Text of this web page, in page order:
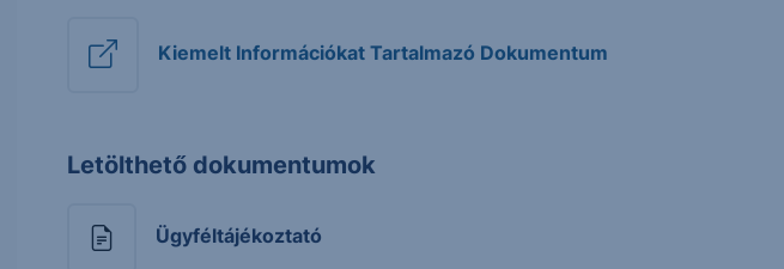
Kiemelt Információkat Tartalmazó Dokumentum
Letölthető dokumentumok
Ügyféltájékoztató